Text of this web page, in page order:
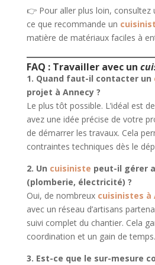
👉 Pour aller plus loin, consultez
ce que recommande un
matière de matériaux faciles à
FAQ : Travailler avec un
1. Quand faut-il contacter un
projet à Annecy ?
Le plus tôt possible. L’idéal est
avez une idée précise de votre
de démarrer les travaux. Cela
contraintes techniques dès le
2. Un cuisiniste peut-il gérer
(plomberie, électricité) ?
Oui, de nombreux cuisinistes à
avec un réseau d’artisans
suivi complet du chantier. Cela
coordination et un gain de temps.
3. Est-ce que le sur-mesure